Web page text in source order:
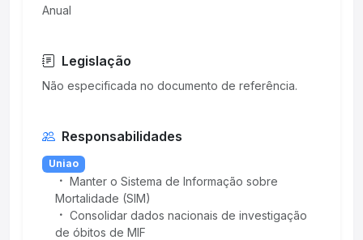
Anual
Legislação
Responsabilidades
Uniao
Manter o Sistema de Informação sobre
Mortalidade (SIM)
Consolidar dados nacionais de investigação
de óbitos de MIF